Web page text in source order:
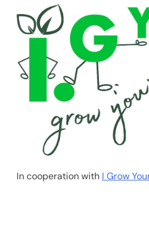
In cooperation with I Grow